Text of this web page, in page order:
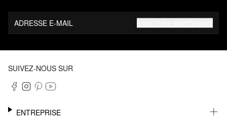
ADRESSE E-MAIL
SUIVEZ-NOUS SUR
ENTREPRISE